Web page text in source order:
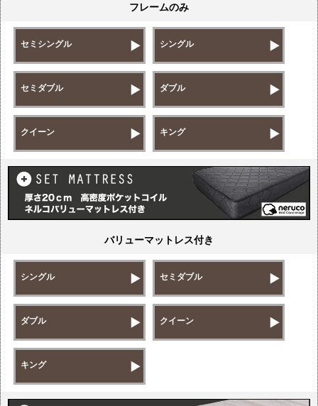
フレームのみ
セミシングル シングル
セミダブル ダブル
クイーン キング
バリューマットレス付き
シングル セミダブル
ダブル クイーン
キング